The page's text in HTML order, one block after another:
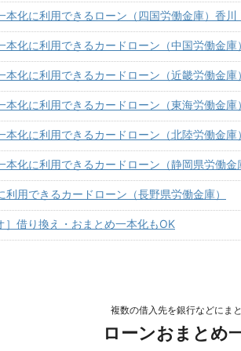
本化に利用できるローン（四国労働金庫）香
本化に利用できるカードローン（中国労働金
本化に利用できるカードローン（近畿労働金
本化に利用できるカードローン（東海労働金
本化に利用できるカードローン（北陸労働金
化に利用できるカードローン（静岡県労働金
用できるカードローン（長野県労働金庫）
］借り換え・おまとめ一本化もOK
複数の借入先を銀行などにま
ローンおまとめ